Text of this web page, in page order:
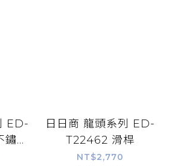
ED-
鋼
日日商 龍頭系列 ED-
T22462 滑桿
NT$2,770